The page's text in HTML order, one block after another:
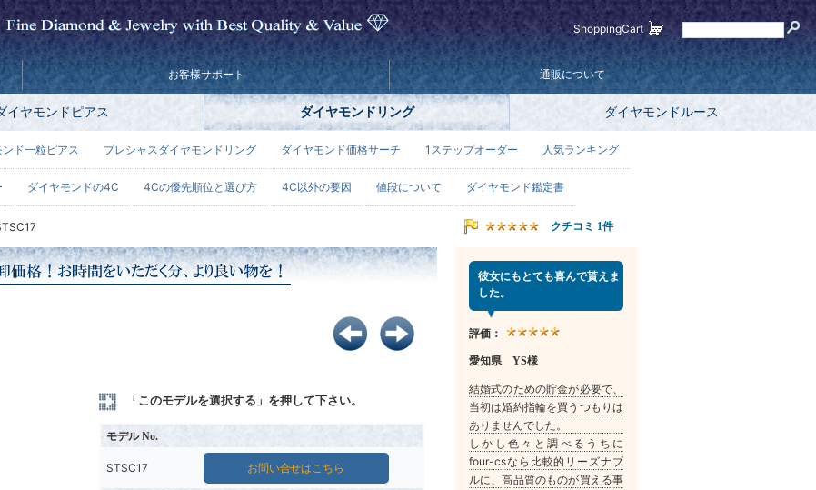
お客様サポート 通販について
イヤモンドピアス ダイヤモンドリング ダイヤモンドルース
「このモデルを選択する」を押して下さい。
モデル No.
STSC17 お問い合せはこちら
クチコミ 1件
彼女にもとても喜んで貰えま
した。
評価：
愛知県 YS様
結婚式のための貯金が必要で、
当初は婚約指輪を買うつもりは
ありませんでした。
しかし色々と調べるうちに
four-csなら比較的リーズナブ
ルに、高品質のものが買える事
ShoppingCart
ンド一粒ピアス プレシャスダイヤモンドリング ダイヤモンド価格サーチ 1ステップオーダー 人気ランキング
ダイヤモンドの4C 4Cの優先順位と選び方 4C以外の要因 値段について ダイヤモンド鑑定書